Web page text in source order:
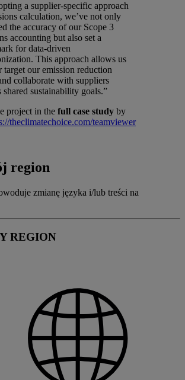
a supplier-specific approach
calculation, we’ve not only
the accuracy of our Scope 3
accounting but also set a
for data-driven
This approach allows us
target our emission reduction
collaborate with suppliers
shared sustainability goals.”
project in the full case study by
theclimatechoice.com/teamviewer
region
zmianę języka i/lub treści na
REGION